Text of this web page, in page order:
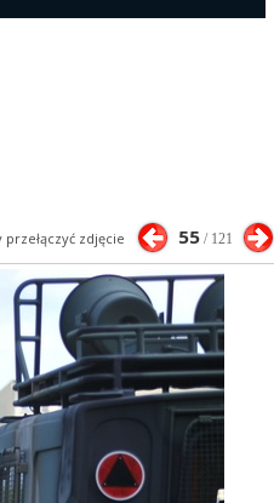
zdjęcie 55/ 121